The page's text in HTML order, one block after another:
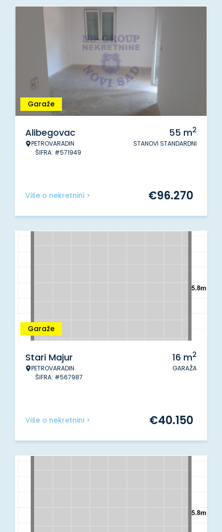
Garaže
Alibegovac
PETROVARADIN
ŠIFRA: #571949
55 m2
STANOVI STANDARDNI
Više o nekretnini > €96.270
Garaže
Stari Majur
PETROVARADIN
ŠIFRA: #567987
16 m2
GARAŽA
Više o nekretnini > €40.150